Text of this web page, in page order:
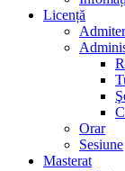
Licență
Orar
Sesiune
Masterat